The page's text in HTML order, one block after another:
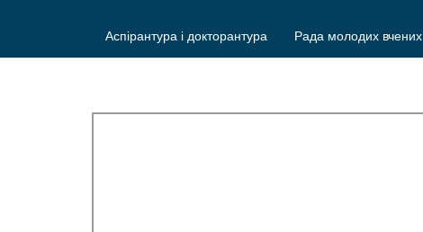
Аспірантура і докторантура Рада молодих вчених